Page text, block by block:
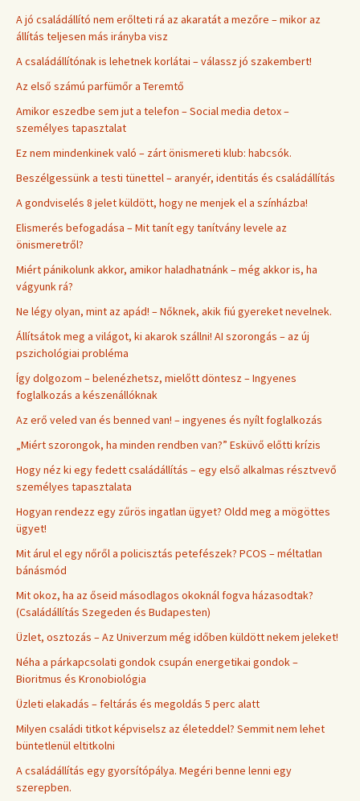
A jó családállító nem erőlteti rá az akaratát a mezőre – mikor az
állítás teljesen más irányba visz
A családállítónak is lehetnek korlátai – válassz jó szakembert!
Az első számú parfümőr a Teremtő
Amikor eszedbe sem jut a telefon – Social media detox –
személyes tapasztalat
Ez nem mindenkinek való – zárt önismereti klub: habcsók.
Beszélgessünk a testi tünettel – aranyér, identitás és családállítás
A gondviselés 8 jelet küldött, hogy ne menjek el a színházba!
Elismerés befogadása – Mit tanít egy tanítvány levele az
önismeretről?
Miért pánikolunk akkor, amikor haladhatnánk – még akkor is, ha
vágyunk rá?
Ne légy olyan, mint az apád! – Nőknek, akik fiú gyereket nevelnek.
Állítsátok meg a világot, ki akarok szállni! AI szorongás – az új
pszichológiai probléma
Így dolgozom – belenézhetsz, mielőtt döntesz – Ingyenes
foglalkozás a készenállóknak
Az erő veled van és benned van! – ingyenes és nyílt foglalkozás
„Miért szorongok, ha minden rendben van?” Esküvő előtti krízis
Hogy néz ki egy fedett családállítás – egy első alkalmas résztvevő
személyes tapasztalata
Hogyan rendezz egy zűrös ingatlan ügyet? Oldd meg a mögöttes
ügyet!
Mit árul el egy nőről a policisztás petefészek? PCOS – méltatlan
bánásmód
Mit okoz, ha az őseid másodlagos okoknál fogva házasodtak?
(Családállítás Szegeden és Budapesten)
Üzlet, osztozás – Az Univerzum még időben küldött nekem jeleket!
Néha a párkapcsolati gondok csupán energetikai gondok –
Bioritmus és Kronobiológia
Üzleti elakadás – feltárás és megoldás 5 perc alatt
Milyen családi titkot képviselsz az életeddel? Semmit nem lehet
büntetlenül eltitkolni
A családállítás egy gyorsítópálya. Megéri benne lenni egy
szerepben.